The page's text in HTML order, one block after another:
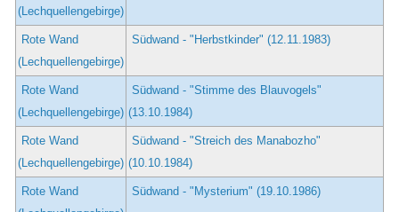
(Lechquellengebirge)
Rote Wand
(Lechquellengebirge)
Südwand - "Herbstkinder" (12.11.1983)
Rote Wand
(Lechquellengebirge)
Südwand - "Stimme des Blauvogels"
(13.10.1984)
Rote Wand
(Lechquellengebirge)
Südwand - "Streich des Manabozho"
(10.10.1984)
Rote Wand
Südwand - "Mysterium" (19.10.1986)